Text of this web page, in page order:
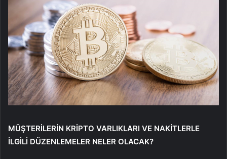
MÜŞTERİLERİN KRİPTO VARLIKLARI VE NAKİTLERLE
İLGİLİ DÜZENLEMELER NELER OLACAK?